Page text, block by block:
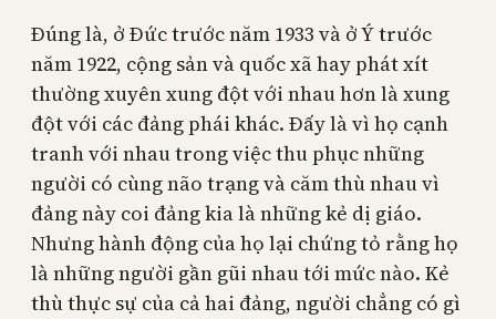
Đúng là, ở Đức trước năm 1933 và ở Ý trước
năm 1922, cộng sản và quốc xã hay phát xít
thường xuyên xung đột với nhau hơn là xung
đột với các đảng phái khác. Đấy là vì họ cạnh
tranh với nhau trong việc thu phục những
người có cùng não trạng và căm thù nhau vì
đảng này coi đảng kia là những kẻ dị giáo.
Nhưng hành động của họ lại chứng tỏ rằng họ
là những người gần gũi nhau tới mức nào. Kẻ
thù thực sự của cả hai đảng, người chẳng có gì